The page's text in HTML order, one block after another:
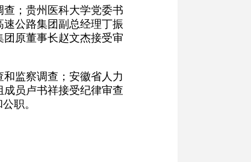
；贵州医科大学党委书
公路集团副总经理丁振
原董事长赵文杰接受审
监察调查；安徽省人力
员卢书祥接受纪律审查
职。